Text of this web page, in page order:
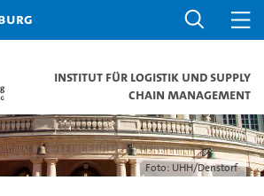
Institut für Logistik und Supply
Chain Management
Foto: UHH/Denstorf